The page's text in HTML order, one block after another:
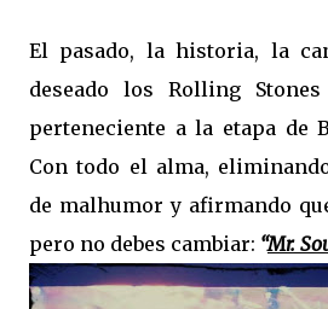
El pasado, la historia, la
deseado los Rolling
perteneciente a la etapa de
Con todo el alma,
de malhumor y afirmando
pero no debes cambiar: “Mr.